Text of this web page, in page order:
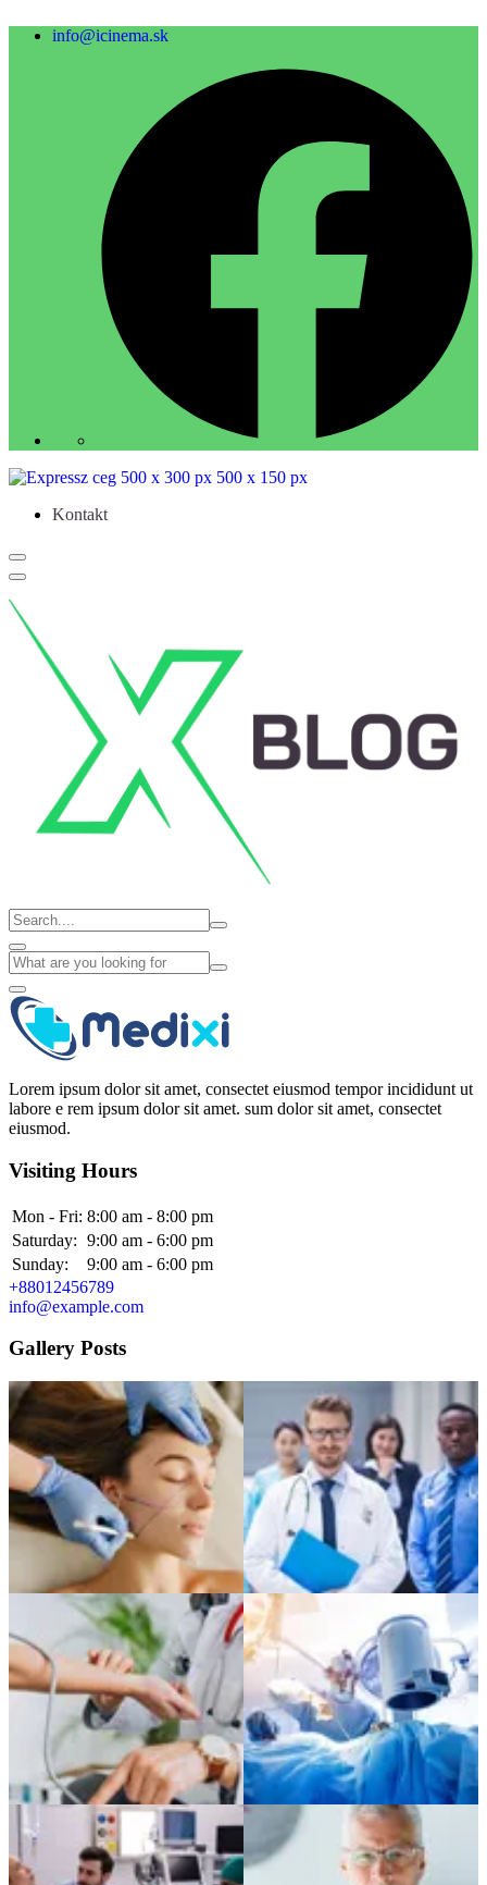
info@icinema.sk
Kontakt
Lorem ipsum dolor sit amet, consectet eiusmod tempor incididunt ut
labore e rem ipsum dolor sit amet. sum dolor sit amet, consectet
eiusmod.
Visiting Hours
Mon - Fri: 8:00 am - 8:00 pm
Saturday: 9:00 am - 6:00 pm
Sunday:
9:00 am - 6:00 pm
+88012456789
info@example.com
Gallery Posts